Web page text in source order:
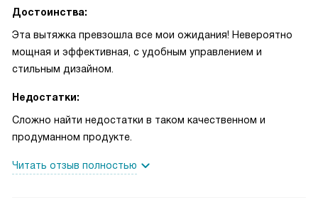
очень удобно, что есть возможность работы с внешним
А еще меня поразило, насколько хорошо она освещает
рабочую зону. Светодиодное освещение создает
приятный свет, который не утомляет глаза, а диапазон
цветовой температуры позволяет подстроить его под
Я всегда стремлюсь к тому, чтобы моя кухня была не
только функциональной, но и стильной. И эта вытяжка
идеально вписалась в мой интерьер. Нержавеющая сталь
делает ее не только красивой, но и надежной.
Достоинства:
Эта вытяжка превзошла все мои ожидания! Невероятно
мощная и эффективная, с удобным управлением и
стильным дизайном.
Недостатки:
Сложно найти недостатки в таком качественном и
продуманном продукте.
Читать отзыв полностью